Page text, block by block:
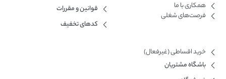
همکاری با ما​
فرصت‌های شغلی
قوانین و مقررات
کدهای تخفیف
خرید اقساطی (غیرفعال)
باشگاه مشتریان